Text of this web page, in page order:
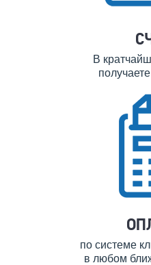
В
по системе
в любом